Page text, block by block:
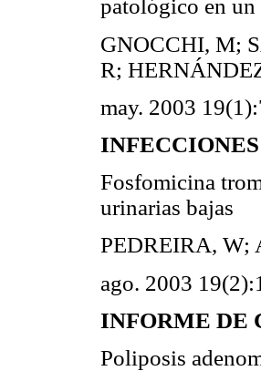
patológico en
GNOCCHI, M;
R;
may. 2003
Fosfomicina
urinarias bajas
PEDREIRA, W;
ago. 2003
INFORME DE
Poliposis